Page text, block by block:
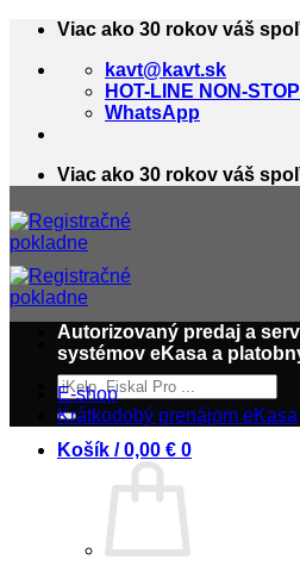
Skip
content
Viac ako 30 rokov váš
kavt@kavt.sk
HOT-LINE NON-
WhatsApp
Viac ako 30 rokov váš
Hľadať:
Košík /0,00 € 0
Autorizovaný predaj a
systémov eKasa a
E-shop
Krátkodobý prenájom eKasa